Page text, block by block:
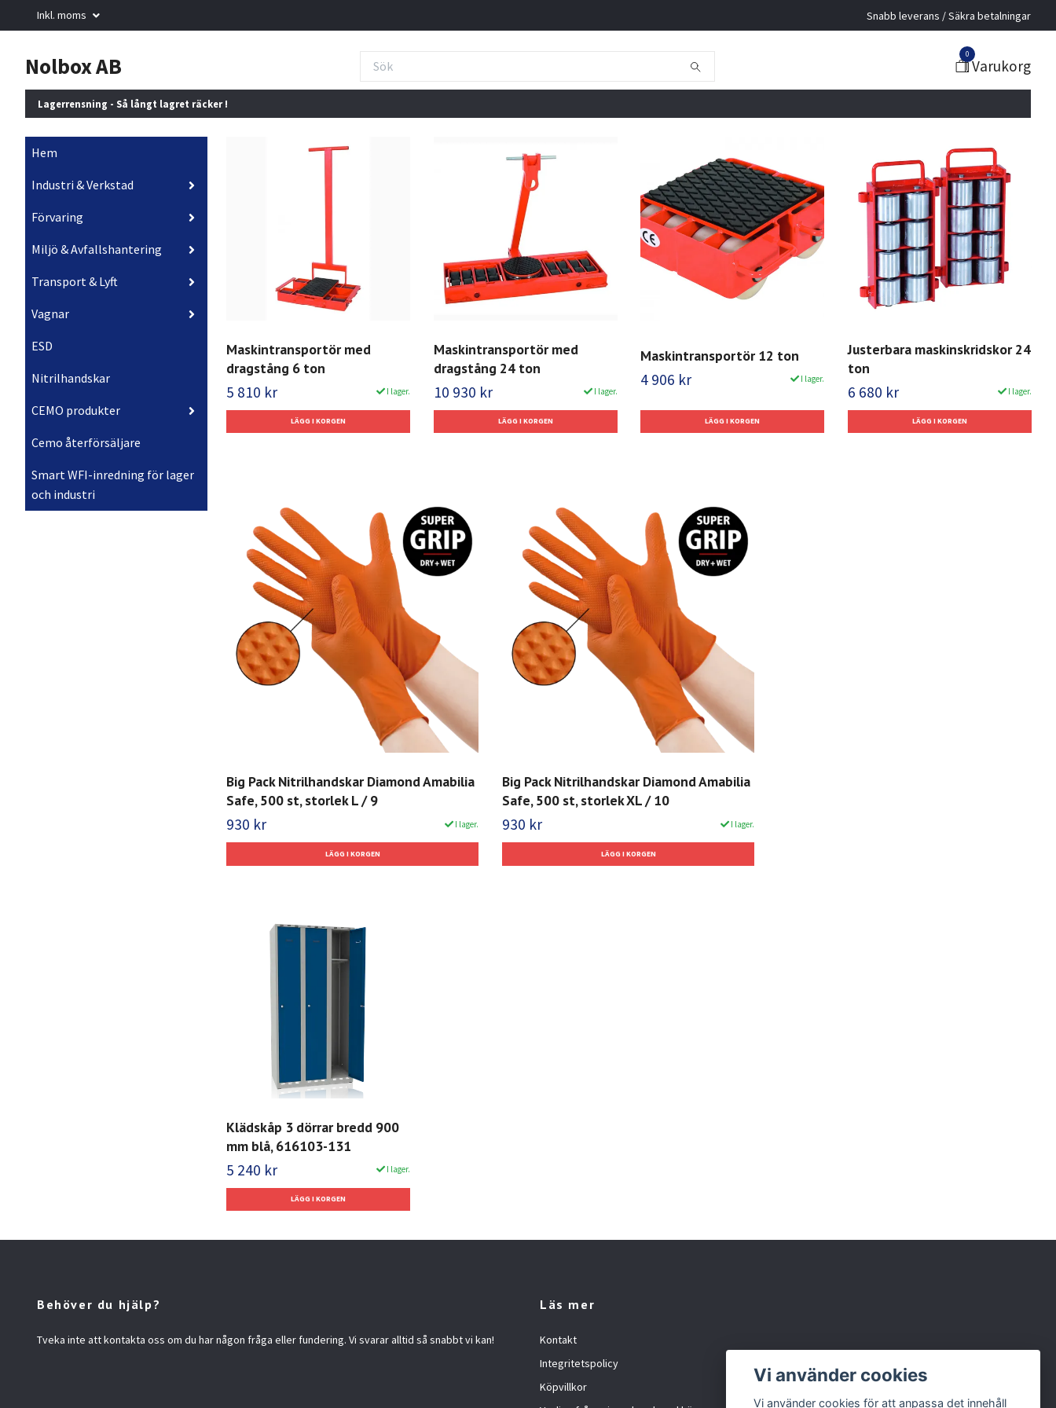
Inkl. moms Snabb leverans / Säkra betalningar
Nolbox AB 0
Varukorg
Lagerrensning - Så långt lagret räcker !
Hem
Industri & Verkstad
Förvaring
Miljö & Avfallshantering
Transport & Lyft
Vagnar
ESD
Nitrilhandskar
CEMO produkter
Cemo återförsäljare
Smart WFI-inredning för lager
och industri
Maskintransportör med
dragstång 6 ton
5 810 kr I lager.
Maskintransportör med
dragstång 24 ton
10 930 kr I lager.
Maskintransportör 12 ton
4 906 kr I lager.
Justerbara maskinskridskor 24
ton
6 680 kr I lager.
Big Pack Nitrilhandskar Diamond Amabilia
Safe, 500 st, storlek L / 9
930 kr I lager.
Big Pack Nitrilhandskar Diamond Amabilia
Safe, 500 st, storlek XL / 10
930 kr I lager.
Klädskåp 3 dörrar bredd 900
mm blå, 616103-131
5 240 kr I lager.
Behöver du hjälp?
Tveka inte att kontakta oss om du har någon fråga eller fundering. Vi svarar alltid så snabbt vi kan!
Läs mer
Kontakt
Integritetspolicy
Köpvillkor
Vi använder cookies
Vi använder cookies för att anpassa det innehåll